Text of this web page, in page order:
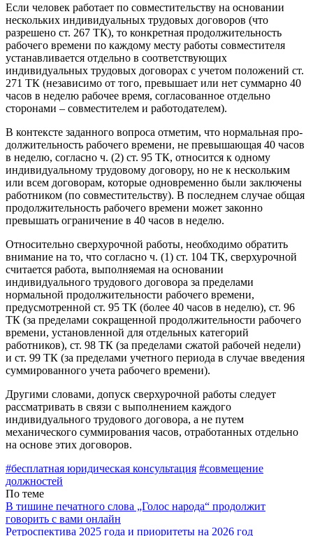
Если человек работает по совместительству на основании
нескольких индивидуальных трудовых договоров (что
разрешено ст. 267 ТК), то конкретная продолжительность
рабочего времени по каждому месту работы совместителя
устанавливается отдельно в соответствующих
индивидуальных трудовых договорах с учетом положений ст.
271 ТК (независимо от того, превышает или нет сум­марно 40
часов в неделю рабочее время, согласованное отдельно
сторонами – совместителем и работодателем).
В контексте заданного вопроса отметим, что нормальная про­
должительность рабочего времени, не превышающая 40 часов
в неделю, согласно ч. (2) ст. 95 ТК, относится к одному
индивидуаль­ному трудовому договору, но не к нескольким
или всем договорам, которые одновременно были заключены
работником (по совместительству). В последнем случае общая
продолжительность рабо­чего времени может законно
превышать ограничение в 40 часов в неделю.
Относительно сверхурочной работы, необходимо обратить
вни­мание на то, что согласно ч. (1) ст. 104 ТК, сверхурочной
считается работа, выполняемая на основании
индивидуального трудового договора за пределами
нормальной продолжительности рабочего времени,
предусмотренной ст. 95 ТК (более 40 часов в неделю), ст. 96
ТК (за пределами сокращенной продолжительности рабочего
времени, установленной для отдельных категорий
работников), ст. 98 ТК (за пределами сжатой рабочей недели)
и ст. 99 ТК (за пре­делами учетного периода в случае введения
суммированного учета рабочего времени).
Другими словами, допуск сверхурочной работы следует
рассматривать в связи с выполнением каждого
индивидуального тру­дового договора, а не путем
механического суммирования часов, отработанных отдельно
на основе этих договоров.
#бесплатная юридическая консультация #совмещение
должностей
По теме
В тишине печатного слова „Голос народа“ продолжит
говорить с вами онлайн
Ретроспектива 2025 года и приоритеты на 2026 год